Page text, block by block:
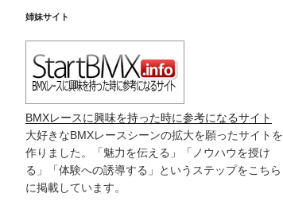
姉妹サイト
BMXレースに興味を持った時に参考になるサイト
大好きなBMXレースシーンの拡大を願ったサイトを
作りました。「魅力を伝える」「ノウハウを授け
る」「体験への誘導する」というステップをこちら
に掲載しています。